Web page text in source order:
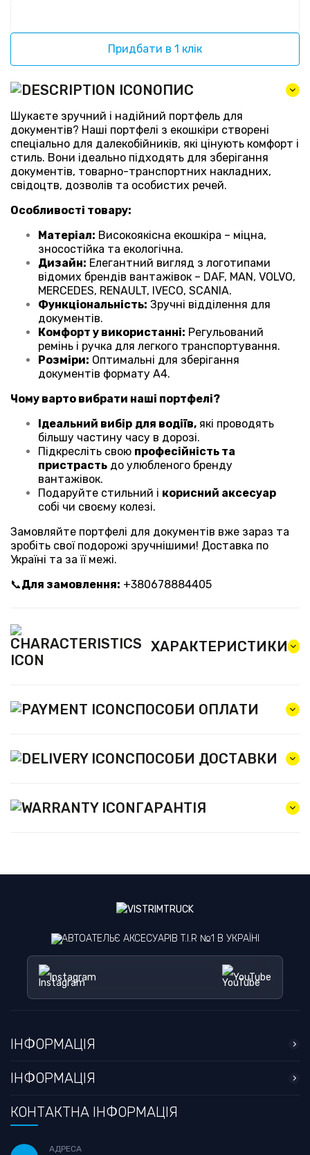
Придбати в 1 клік
ОПИС
Шукаєте зручний і надійний портфель для
документів? Наші портфелі з екошкіри створені
спеціально для далекобійників, які цінують комфорт і
стиль. Вони ідеально підходять для зберігання
документів, товарно-транспортних накладних,
свідоцтв, дозволів та особистих речей.
Особливості товару:
Матеріал: Високоякісна екошкіра – міцна,
зносостійка та екологічна.
Дизайн: Елегантний вигляд з логотипами
відомих брендів вантажівок – DAF, MAN, VOLVO,
MERCEDES, RENAULT, IVECO, SCANIA.
Функціональність: Зручні відділення для
документів.
Комфорт у використанні: Регульований
ремінь і ручка для легкого транспортування.
Розміри: Оптимальні для зберігання
документів формату А4.
Чому варто вибрати наші портфелі?
Ідеальний вибір для водіїв, які проводять
більшу частину часу в дорозі.
Підкресліть свою професійність та
пристрасть до улюбленого бренду
вантажівок.
Подаруйте стильний і корисний аксесуар
собі чи своєму колезі.
Замовляйте портфелі для документів вже зараз та
зробіть свої подорожі зручнішими! Доставка по
Україні та за її межі.
📞Для замовлення: +380678884405
ХАРАКТЕРИСТИКИ
СПОСОБИ ОПЛАТИ
СПОСОБИ ДОСТАВКИ
ГАРАНТІЯ
АВТОАТЕЛЬЄ АКСЕСУАРІВ T.I.R №1 В УКРАЇНІ
Instagram YouTube
ІНФОРМАЦІЯ
ІНФОРМАЦІЯ
КОНТАКТНА ІНФОРМАЦІЯ
АДРЕСА